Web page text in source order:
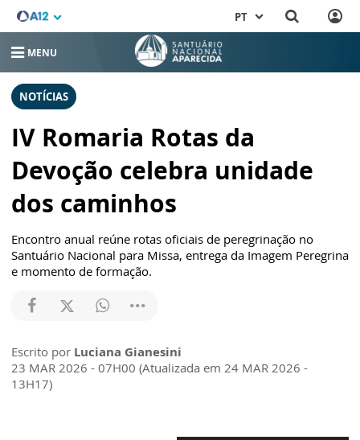
PT
MENU
NOTÍCIAS
IV Romaria Rotas da
Devoção celebra unidade
dos caminhos
Encontro anual reúne rotas oficiais de peregrinação no
Santuário Nacional para Missa, entrega da Imagem Peregrina
e momento de formação.
Escrito por Luciana Gianesini
23 MAR 2026 - 07H00 (Atualizada em 24 MAR 2026 -
13H17)